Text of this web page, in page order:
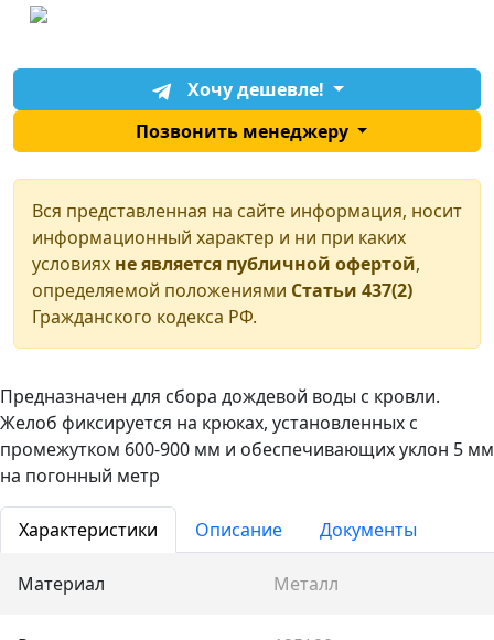
Хочу дешевле!
Позвонить менеджеру
Вся представленная на сайте информация, носит
информационный характер и ни при каких
условиях не является публичной офертой,
определяемой положениями Статьи 437(2)
Гражданского кодекса РФ.
Предназначен для сбора дождевой воды с кровли.
Желоб фиксируется на крюках, установленных с
промежутком 600-900 мм и обеспечивающих уклон 5 мм
на погонный метр
Характеристики Описание Документы
Материал Металл